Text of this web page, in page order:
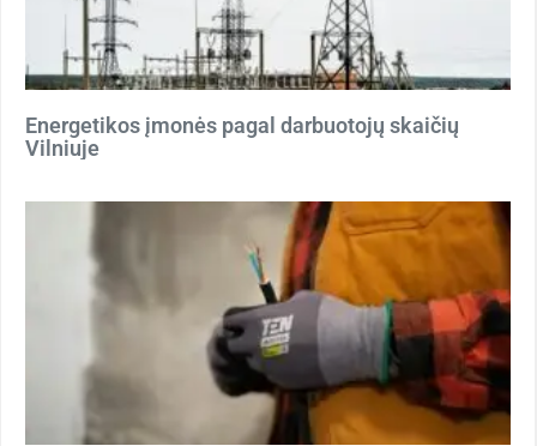
Energetikos įmonės pagal darbuotojų skaičių
Vilniuje